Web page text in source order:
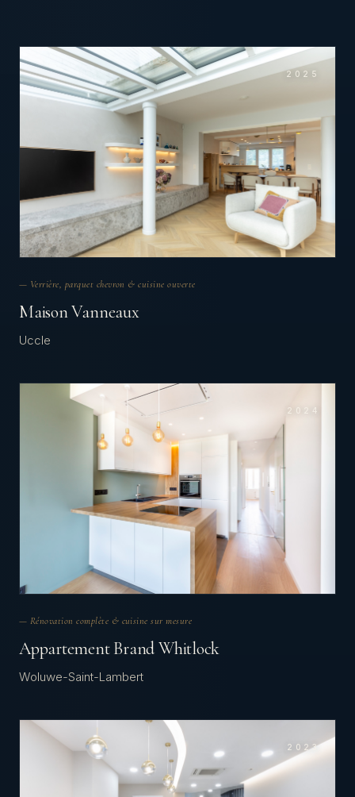
2025
— Verrière, parquet chevron & cuisine ouverte
Maison Vanneaux
Uccle
2024
— Rénovation complète & cuisine sur mesure
Appartement Brand Whitlock
Woluwe-Saint-Lambert
2023